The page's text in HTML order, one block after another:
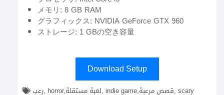
メモリ: 8 GB RAM
グラフィックス: NVIDIA GeForce GTX 960
ストレージ: 1 GBの空き容量
Download Setup